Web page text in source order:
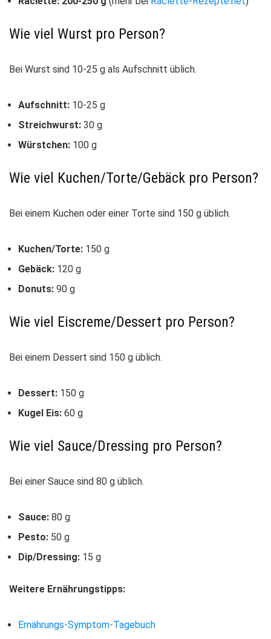
Wie viel Wurst pro Person?
Bei Wurst sind 10-25 g als Aufschnitt üblich.
Aufschnitt: 10-25 g
Streichwurst: 30 g
Würstchen: 100 g
Wie viel Kuchen/Torte/Gebäck pro Person?
Bei einem Kuchen oder einer Torte sind 150 g üblich.
Kuchen/Torte: 150 g
Gebäck: 120 g
Donuts: 90 g
Wie viel Eiscreme/Dessert pro Person?
Bei einem Dessert sind 150 g üblich.
Dessert: 150 g
Kugel Eis: 60 g
Wie viel Sauce/Dressing pro Person?
Bei einer Sauce sind 80 g üblich.
Sauce: 80 g
Pesto: 50 g
Dip/Dressing: 15 g
Weitere Ernährungstipps:
Ernährungs-Symptom-Tagebuch